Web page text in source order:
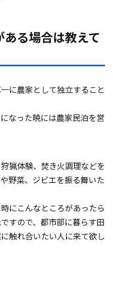
る場合は教えて
に農家として独立すること
なった暁には農家民泊を営
猟体験、焚き火調理などを
野菜、ジビエを振る舞いた
にこんなところがあったら
すので、都市部に暮らす田
触れ合いたい人に来て欲し